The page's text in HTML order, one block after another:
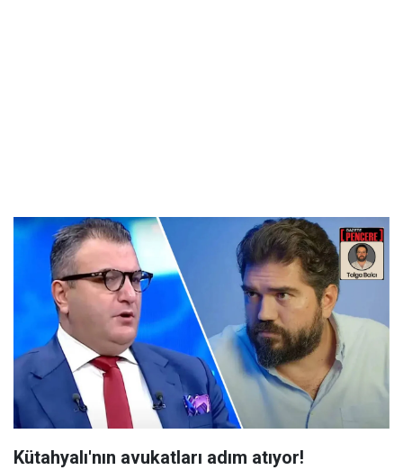
Kütahyalı'nın avukatları adım atıyor!